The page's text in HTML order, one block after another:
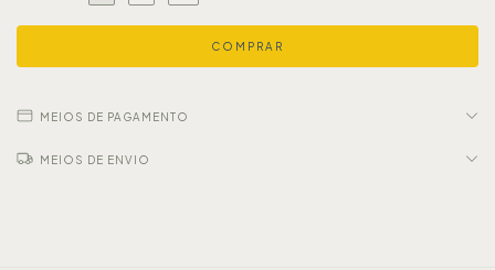
MEIOS DE PAGAMENTO
MEIOS DE ENVIO